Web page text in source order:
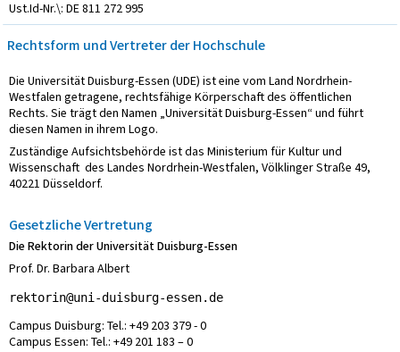
Ust.Id-Nr.\: DE 811 272 995
Rechtsform und Vertreter der Hochschule
Die Universität Duisburg-Essen (UDE) ist eine vom Land Nordrhein-
Westfalen getragene, rechtsfähige Körperschaft des öffentlichen
Rechts. Sie trägt den Namen „Universität Duisburg-Essen“ und führt
diesen Namen in ihrem Logo.
Zuständige Aufsichtsbehörde ist das Ministerium für Kultur und
Wissenschaft des Landes Nordrhein-Westfalen, Völklinger Straße 49,
40221 Düsseldorf.
Gesetzliche Vertretung
Die Rektorin der Universität Duisburg-Essen
Prof. Dr. Barbara Albert
rektorin@uni-duisburg-essen.de
Campus Duisburg: Tel.: +49 203 379 - 0
Campus Essen: Tel.: +49 201 183 – 0